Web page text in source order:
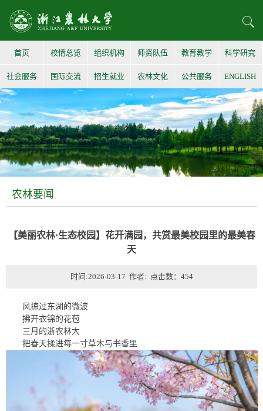
首页 校情总览 组织机构 师资队伍 教育教学 科学研究
社会服务 国际交流 招生就业 农林文化 公共服务 ENGLISH
农林要闻
【美丽农林·生态校园】花开满园，共赏最美校园里的最美春
天
时间:2026-03-17 作者: 点击数： 454
风掠过东湖的微波
拂开衣锦的花苞
三月的浙农林大
把春天揉进每一寸草木与书香里